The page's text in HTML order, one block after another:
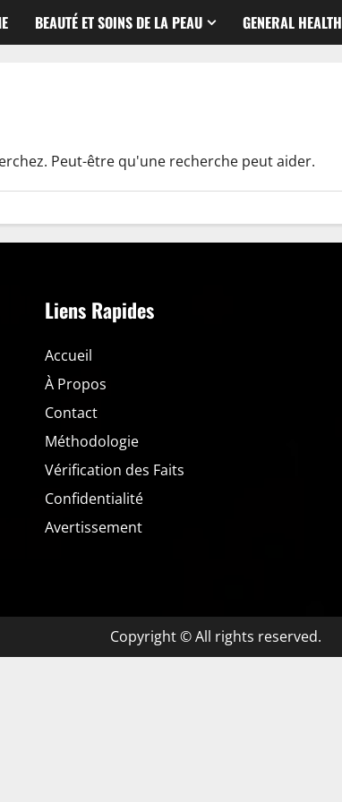
BEAUTÉ ET SOINS DE LA PEAU GENERAL HEALTH
Peut-être qu'une recherche peut aider.
Liens Rapides
Accueil
À Propos
Contact
Méthodologie
Vérification des Faits
Confidentialité
Avertissement